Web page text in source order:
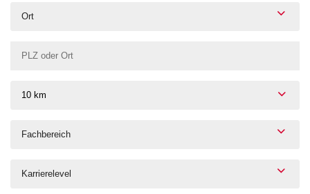
Ort
10 km
Fachbereich
Karrierelevel